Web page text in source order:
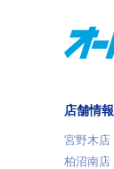
店舗情報
宮野木店
柏沼南店